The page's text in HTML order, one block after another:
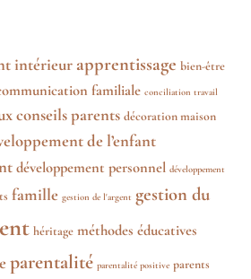
intérieur apprentissage bien-être
familiale conciliation travail
conseils parents décoration maison
de l’enfant
développement personnel développement
famille gestion de l'argent gestion du
héritage méthodes éducatives
parentalité parentalité positive parents